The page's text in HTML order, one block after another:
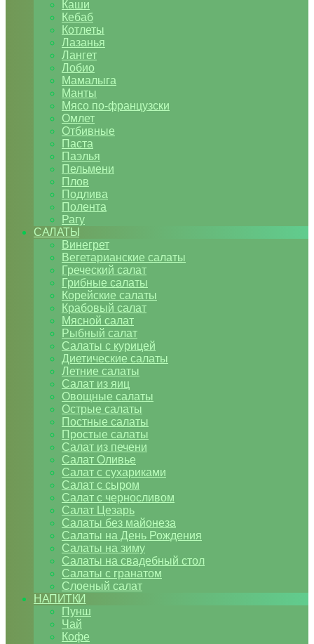
Каши
Кебаб
Котлеты
Лазанья
Лангет
Лобио
Мамалыга
Манты
Мясо по-французски
Омлет
Отбивные
Паста
Паэлья
Пельмени
Плов
Подлива
Полента
Рагу
САЛАТЫ
Винегрет
Вегетарианские салаты
Греческий салат
Грибные салаты
Корейские салаты
Крабовый салат
Мясной салат
Рыбный салат
Салаты с курицей
Диетические салаты
Летние салаты
Салат из яиц
Овощные салаты
Острые салаты
Постные салаты
Простые салаты
Салат из печени
Салат Оливье
Салат с сухариками
Салат с сыром
Салат с черносливом
Салат Цезарь
Салаты без майонеза
Салаты на День Рождения
Салаты на зиму
Салаты на свадебный стол
Салаты с гранатом
Слоеный салат
НАПИТКИ
Пунш
Чай
Кофе